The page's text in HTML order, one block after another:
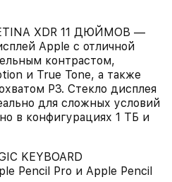
XDR 11 ДЮЙМОВ —
Apple с отличной
контрастом,
и True Tone, а также
P3. Стекло дисплея
для сложных условий
в конфигурациях 1 ТБ и
KEYBOARD
Pencil Pro и Apple Pencil